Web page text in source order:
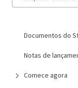
Documentos do
Notas de
Comece agora